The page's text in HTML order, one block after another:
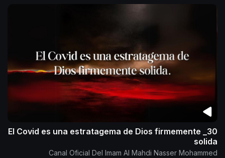
30_ El Covid es una estratagema de Dios firmemente
solida
Canal Oficial Del Imam Al Mahdi Nasser Mohammed